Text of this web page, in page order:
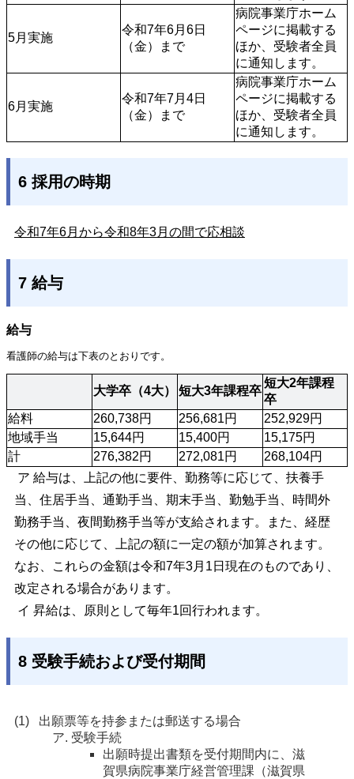
5月実施
令和7年6月6日
（金）まで
病院事業庁ホーム
ページに掲載する
ほか、受験者全員
に通知します。
6月実施
令和7年7月4日
（金）まで
病院事業庁ホーム
ページに掲載する
ほか、受験者全員
に通知します。
6 採用の時期
令和7年6月から令和8年3月の間で応相談
7 給与
給与
看護師の給与は下表のとおりです。
大学卒（4大） 短大3年課程卒
短大2年課程
卒
給料
260,738円 256,681円
252,929円
地域手当
15,644円 15,400円
15,175円
計
276,382円 272,081円
268,104円
ア 給与は、上記の他に要件、勤務等に応じて、扶養手
当、住居手当、通勤手当、期末手当、勤勉手当、時間外
勤務手当、夜間勤務手当等が支給されます。また、経歴
その他に応じて、上記の額に一定の額が加算されます。
なお、これらの金額は令和7年3月1日現在のものであり、
改定される場合があります。
イ 昇給は、原則として毎年1回行われます。
8 受験手続および受付期間
出願票等を持参または郵送する場合
受験手続
出願時提出書類を受付期間内に、滋
賀県病院事業庁経営管理課（滋賀県